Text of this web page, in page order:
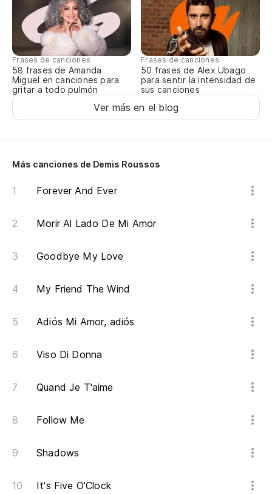
Frases de canciones
58 frases de Amanda
Miguel en canciones para
gritar a todo pulmón
Frases de canciones
50 frases de Alex Ubago
para sentir la intensidad de
sus canciones
Ver más en el blog
Más canciones de Demis Roussos
Forever And Ever
Morir Al Lado De Mi Amor
Goodbye My Love
My Friend The Wind
Adiós Mi Amor, adiós
Viso Di Donna
Quand Je T'aime
Follow Me
Shadows
It's Five O'Clock